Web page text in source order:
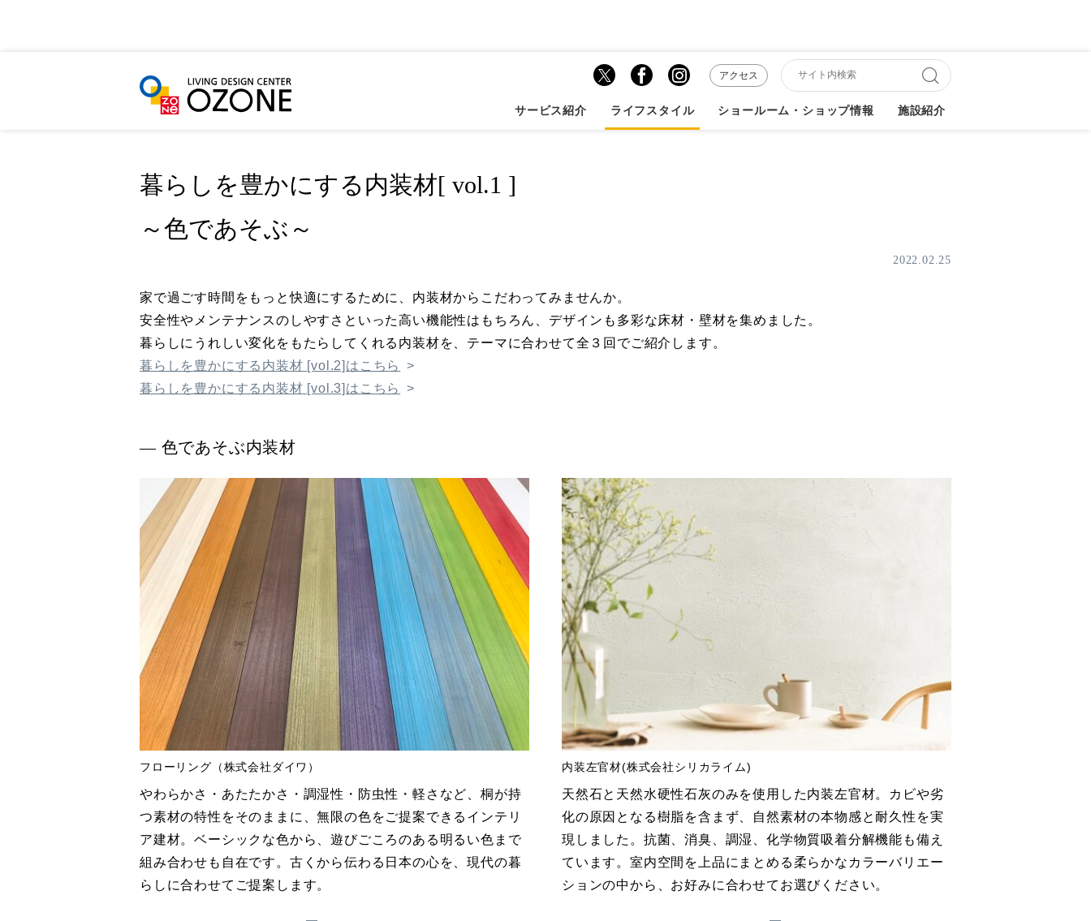
アクセス
サービス紹介 ライフスタイル ショールーム・ショップ情報 施設紹介
HOME LIFE STYLE 暮らしを豊かにする内装材[ vol.1 ] ...
暮らしを豊かにする内装材[ vol.1 ]
～色であそぶ～
2022.02.25
家で過ごす時間をもっと快適にするために、内装材からこだわってみませんか。
安全性やメンテナンスのしやすさといった高い機能性はもちろん、デザインも多彩な床材・壁材を集めました。
暮らしにうれしい変化をもたらしてくれる内装材を、テーマに合わせて全３回でご紹介します。
暮らしを豊かにする内装材 [vol.2]はこちら
暮らしを豊かにする内装材 [vol.3]はこちら
― 色であそぶ内装材
フローリング（株式会社ダイワ）
やわらかさ・あたたかさ・調湿性・防虫性・軽さなど、桐が持
つ素材の特性をそのままに、無限の色をご提案できるインテリ
ア建材。ベーシックな色から、遊びごころのある明るい色まで
組み合わせも自在です。古くから伝わる日本の心を、現代の暮
らしに合わせてご提案します。
内装左官材(株式会社シリカライム)
天然石と天然水硬性石灰のみを使用した内装左官材。カビや劣
化の原因となる樹脂を含まず、自然素材の本物感と耐久性を実
現しました。抗菌、消臭、調湿、化学物質吸着分解機能も備え
ています。室内空間を上品にまとめる柔らかなカラーバリエー
ションの中から、お好みに合わせてお選びください。